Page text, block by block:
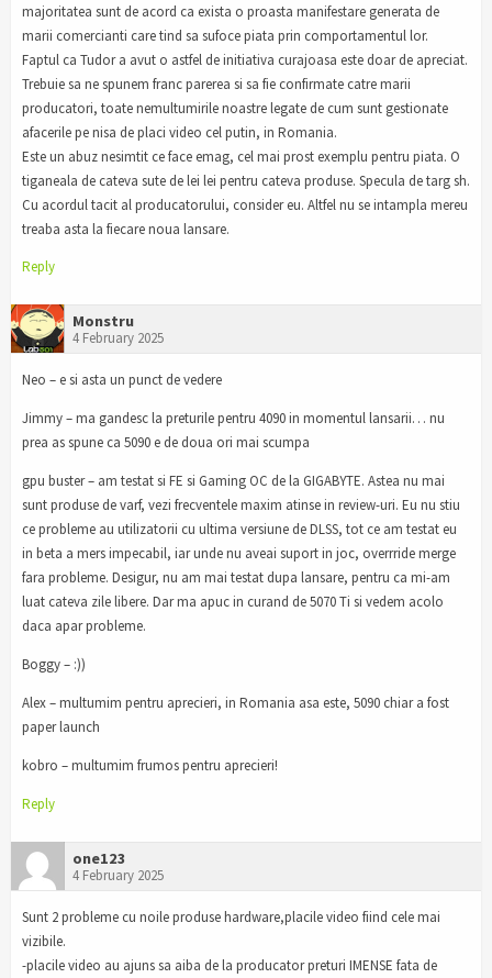
majoritatea sunt de acord ca exista o proasta manifestare generata de
marii comercianti care tind sa sufoce piata prin comportamentul lor.
Faptul ca Tudor a avut o astfel de initiativa curajoasa este doar de apreciat.
Trebuie sa ne spunem franc parerea si sa fie confirmate catre marii
producatori, toate nemultumirile noastre legate de cum sunt gestionate
afacerile pe nisa de placi video cel putin, in Romania.
Este un abuz nesimtit ce face emag, cel mai prost exemplu pentru piata. O
tiganeala de cateva sute de lei lei pentru cateva produse. Specula de targ sh.
Cu acordul tacit al producatorului, consider eu. Altfel nu se intampla mereu
treaba asta la fiecare noua lansare.
Reply
Monstru
4 February 2025
Neo – e si asta un punct de vedere
Jimmy – ma gandesc la preturile pentru 4090 in momentul lansarii… nu
prea as spune ca 5090 e de doua ori mai scumpa
gpu buster – am testat si FE si Gaming OC de la GIGABYTE. Astea nu mai
sunt produse de varf, vezi frecventele maxim atinse in review-uri. Eu nu stiu
ce probleme au utilizatorii cu ultima versiune de DLSS, tot ce am testat eu
in beta a mers impecabil, iar unde nu aveai suport in joc, overrride merge
fara probleme. Desigur, nu am mai testat dupa lansare, pentru ca mi-am
luat cateva zile libere. Dar ma apuc in curand de 5070 Ti si vedem acolo
daca apar probleme.
Boggy – :))
Alex – multumim pentru aprecieri, in Romania asa este, 5090 chiar a fost
paper launch
kobro – multumim frumos pentru aprecieri!
Reply
one123
4 February 2025
Sunt 2 probleme cu noile produse hardware,placile video fiind cele mai
vizibile.
-placile video au ajuns sa aiba de la producator preturi IMENSE fata de